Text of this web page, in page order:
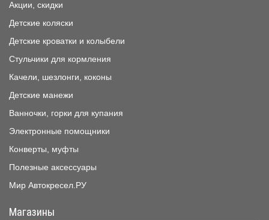
Акции, скидки
Детские коляски
Детские кроватки и колыбели
Стульчики для кормления
Качели, шезлонги, коконы
Детские манежи
Ванночки, горки для купания
Электронные помощники
Конверты, муфты
Полезные аксессуары
Мир Автокресел.РУ
Магазины